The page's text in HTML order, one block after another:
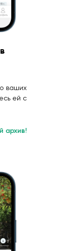
ваших
ей с
архив!